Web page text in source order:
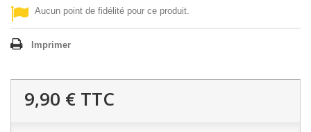
Aucun point de fidélité pour ce produit.
Imprimer
9,90 € TTC